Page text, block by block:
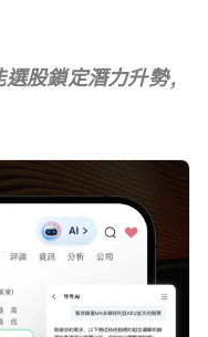
股鎖定潛力升勢，